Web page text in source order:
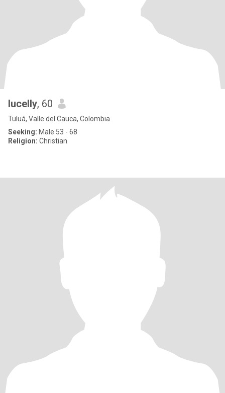
lucelly, 60
Tuluá, Valle del Cauca, Colombia
Seeking: Male 53 - 68
Religion: Christian